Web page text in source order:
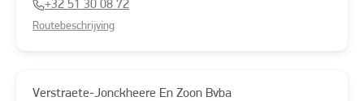
+32 51 30 08 72
Routebeschrijving
Verstraete-Jonckheere En Zoon Bvba